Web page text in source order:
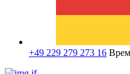
+49 229 279 273 16